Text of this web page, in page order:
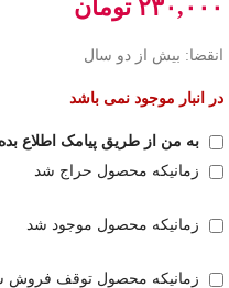
۲۳۰,۰۰۰ تومان
انقضا: بیش از دو سال
در انبار موجود نمی باشد
به من از طریق پیامک اطلاع بده
زمانیکه محصول حراج شد
زمانیکه محصول موجود شد
زمانیکه محصول توقف فروش